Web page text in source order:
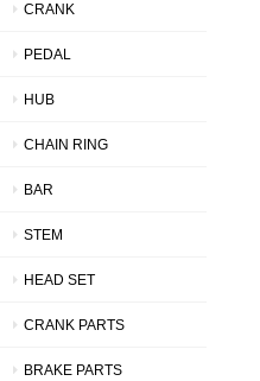
CRANK
PEDAL
HUB
CHAIN RING
BAR
STEM
HEAD SET
CRANK PARTS
BRAKE PARTS